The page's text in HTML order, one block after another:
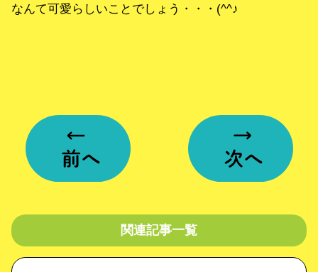
なんて可愛らしいことでしょう・・・(^^♪
関連記事一覧